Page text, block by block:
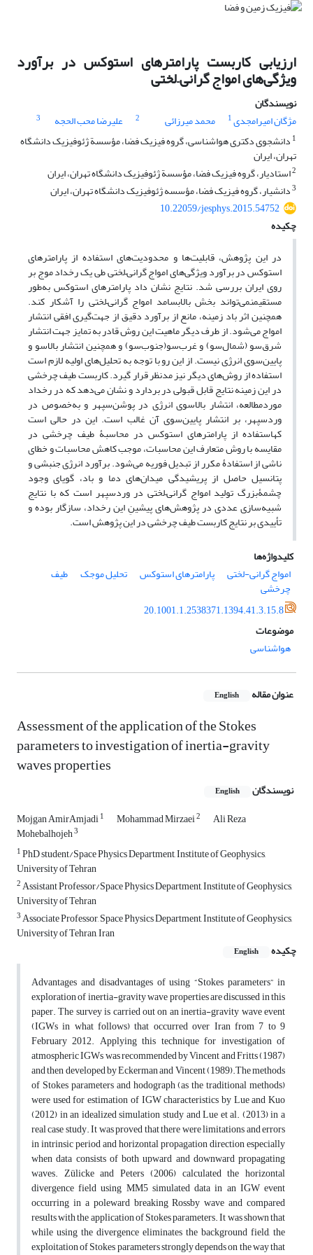
ارزیابی کاربست پارامترهای استوکس در برآورد
ویژگی‌های امواج گرانی–لختی
نویسندگان
مژگان امیرامجدی1 محمد میرزائی 2 علیرضا محب الحجه
3
1 دانشجوی دکتری هواشناسی، گروه فیزیک فضا، مؤسسة ژئوفیزیک دانشگاه
تهران، ایران
2استادیار، گروه فیزیک فضا، مؤسسة ژئوفیزیک دانشگاه تهران، ایران
3دانشیار، گروه فیزیک فضا، مؤسسه ژئوفیزیک دانشگاه تهران، ایران
10.22059/jesphys.2015.54752
چکیده
در این پژوهش، قابلیت‌ها و محدودیت‌های استفاده از پارامترهای
استوکس در برآورد ویژگی‌های امواج گرانی–لختی طی یک رخداد موج بر
روی ایران بررسی شد. نتایج نشان داد پارامترهای استوکس به‌طور
مستقیمنمی‌تواند بخش بالابسامد امواج گرانی–لختی را آشکار کند.
همچنین اثر باد زمینه، مانع از برآورد دقیق از جهت‌گیری افقی انتشار
امواج می‌شود. از طرف دیگر ماهیت این روش قادر به تمایز جهت انتشار
شرق‌سو (شمال‌سو) و غرب‌سو(جنوب‌سو) و همچنین انتشار بالاسو و
پایین‌سوی انرژی نیست. از این رو با توجه به تحلیل‌های اولیه لازم است
استفاده از روش‌های دیگر نیز مدنظر قرار گیرد. کاربست طیف چرخشی
در این زمینه نتایج قابل قبولی در بردارد و نشان می‌دهد که در رخداد
موردمطالعه، انتشار بالاسوی انرژی در پوشن‌سپهر و به‌خصوص در
وردسپهر، بر انتشار پایین‌سوی آن غالب است. این در حالی است
کهاستفاده از پارامترهای استوکس در محاسبۀ طیف چرخشی در
مقایسه با روش متعارف این محاسبات، موجب کاهش محاسبات و خطای
ناشی از استفادۀ مکرر از تبدیل فوریه می‌شود. برآورد انرژی جنبشی و
پتانسیل حاصل از پریشیدگی میدان‌های دما و باد، گویای وجود
چشمۀبزرگ تولید امواج گرانی–لختی در وردسپهر است که با نتایج
شبیه‌سازی عددی در پژوهش‌های پیشینِ این رخداد، سازگار بوده و
تأییدی بر نتایج کاربست طیف چرخشی در این پژوهش است.
کلیدواژه‌ها
امواج گرانی-لختی
پارامترهای استوکس تحلیل موجک طیف
چرخشی
20.1001.1.2538371.1394.41.3.15.8
موضوعات
هواشناسی
عنوان مقاله English
Assessment of the application of the Stokes
parameters to investigation of inertia-gravity
waves properties
نویسندگان English
Mojgan AmirAmjadi1 Mohammad Mirzaei2 Ali Reza
Mohebalhojeh3
1PhD student/Space Physics Department, Institute of Geophysics,
University of Tehran
2Assistant Professor/Space Physics Department, Institute of Geophysics,
University of Tehran
3Associate Professor, Space Physics Department, Institute of Geophysics,
University of Tehran, Iran
چکیده
English
Advantages and disadvantages of using “Stokes parameters” in
exploration of inertia-gravity wave properties are discussed in this
paper. The survey is carried out on an inertia-gravity wave event
(IGWs in what follows) that occurred over Iran from 7 to 9
February 2012. Applying this technique for investigation of
atmospheric IGWs was recommended by Vincent and Fritts (1987)
and then developed by Eckerman and Vincent (1989).The methods
of Stokes parameters and hodograph (as the traditional methods)
were used for estimation of IGW characteristics by Lue and Kuo
(2012) in an idealized simulation study and Lue et al. (2013) in a
real case study. It was proved that there were limitations and errors
in intrinsic period and horizontal propagation direction especially
when data consists of both upward and downward propagating
waves. Zülicke and Peters (2006) calculated the horizontal
divergence field using MM5 simulated data in an IGW event
occurring in a poleward breaking Rossby wave and compared
results with the application of Stokes parameters. It was shown that
while using the divergence eliminates the background field, the
exploitation of Stokes parameters strongly depends on the way that